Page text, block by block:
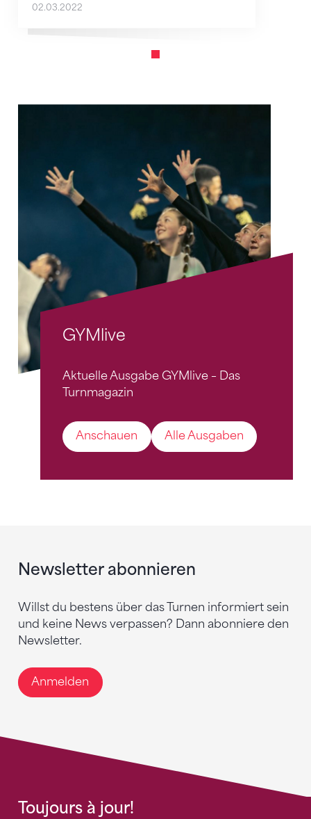
02.03.2022
GYMlive
Aktuelle Ausgabe GYMlive – Das
Turnmagazin
Anschauen Alle Ausgaben
Newsletter abonnieren
Willst du bestens über das Turnen informiert sein
und keine News verpassen? Dann abonniere den
Newsletter.
Anmelden
Toujours à jour!